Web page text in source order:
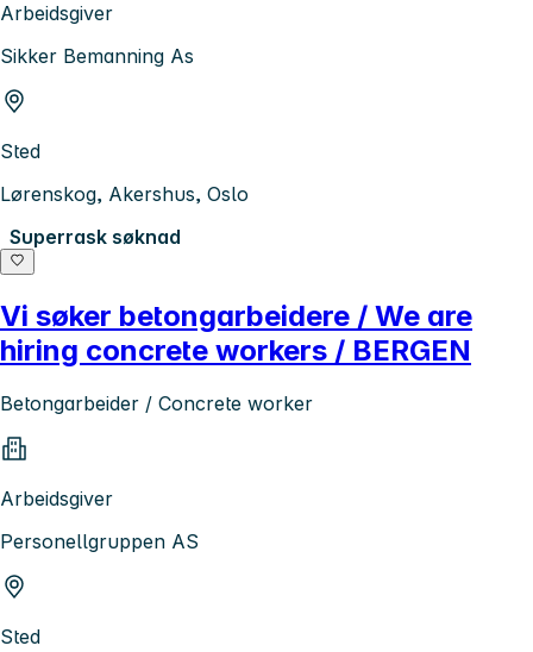
Arbeidsgiver
Sikker Bemanning As
Sted
Lørenskog, Akershus, Oslo
Superrask søknad
Vi søker betongarbeidere / We are
hiring concrete workers / BERGEN
Betongarbeider / Concrete worker
Arbeidsgiver
Personellgruppen AS
Sted